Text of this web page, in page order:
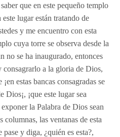
que en este pequeño templo
lugar están tratando de
y me encuentro con esta
cuya torre se observa desde la
no se ha inaugurado, entonces
a la gloria de Dios,
estas bancas consagradas se
Dios¡, ¡que este lugar sea
la Palabra de Dios sean
columnas, las ventanas de esta
y diga, ¿quién es esta?,